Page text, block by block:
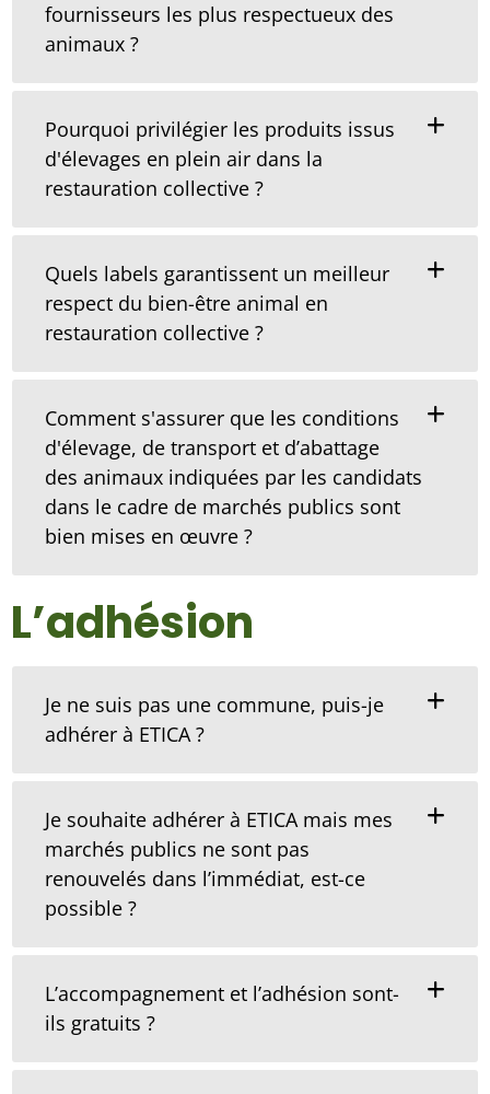
fournisseurs les plus respectueux des
animaux ?
Pourquoi privilégier les produits issus
d'élevages en plein air dans la
restauration collective ?
Quels labels garantissent un meilleur
respect du bien-être animal en
restauration collective ?
Comment s'assurer que les conditions
d'élevage, de transport et d’abattage
des animaux indiquées par les candidats
dans le cadre de marchés publics sont
bien mises en œuvre ?
L’adhésion
Je ne suis pas une commune, puis-je
adhérer à ETICA ?
Je souhaite adhérer à ETICA mais mes
marchés publics ne sont pas
renouvelés dans l’immédiat, est-ce
possible ?
L’accompagnement et l’adhésion sont-
ils gratuits ?